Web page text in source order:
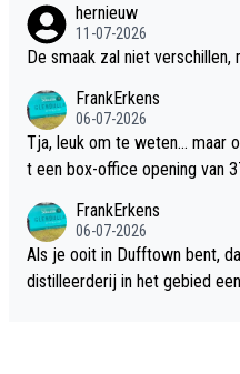
hernieuw
11-07-2026
De smaak zal niet verschillen,
FrankErkens
06-07-2026
Tja, leuk om te weten... maar
t een box-office opening van
FrankErkens
06-07-2026
Als je ooit in Dufftown bent,
distilleerderij in het gebied een sterk plan. Of